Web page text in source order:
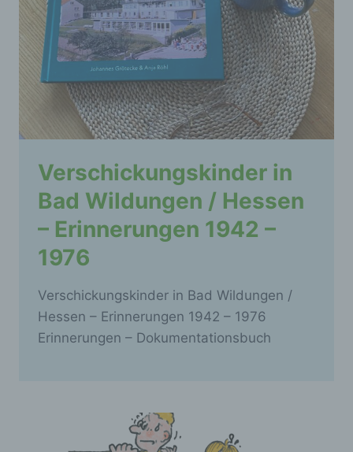
Verschickungskinder in
Bad Wildungen / Hessen
– Erinnerungen 1942 –
1976
Verschickungskinder in Bad Wildungen /
Hessen – Erinnerungen 1942 – 1976
Erinnerungen – Dokumentationsbuch